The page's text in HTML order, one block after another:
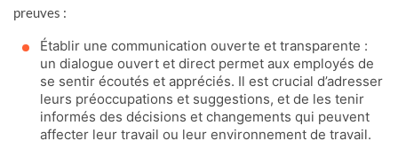
preuves :
Établir une communication ouverte et transparente :
un dialogue ouvert et direct permet aux employés de
se sentir écoutés et appréciés. Il est crucial d’adresser
leurs préoccupations et suggestions, et de les tenir
informés des décisions et changements qui peuvent
affecter leur travail ou leur environnement de travail.